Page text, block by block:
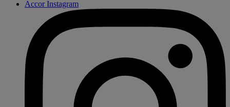
Accor Instagram